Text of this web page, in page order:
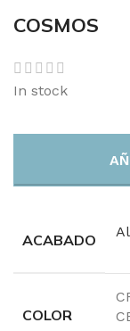
COSMOS
In stock
ACABADO
COLOR